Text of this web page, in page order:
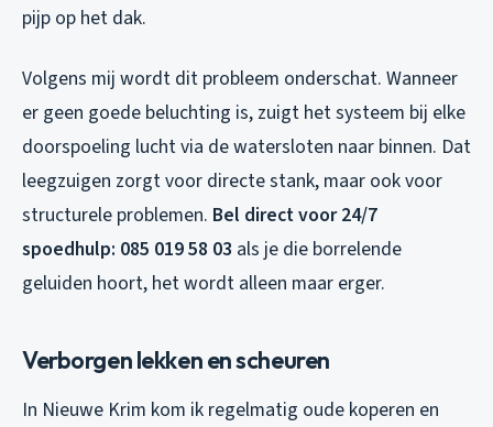
pijp op het dak.
Volgens mij wordt dit probleem onderschat. Wanneer
er geen goede beluchting is, zuigt het systeem bij elke
doorspoeling lucht via de watersloten naar binnen. Dat
leegzuigen zorgt voor directe stank, maar ook voor
structurele problemen. Bel direct voor 24/7
spoedhulp: 085 019 58 03 als je die borrelende
geluiden hoort, het wordt alleen maar erger.
Verborgen lekken en scheuren
In Nieuwe Krim kom ik regelmatig oude koperen en